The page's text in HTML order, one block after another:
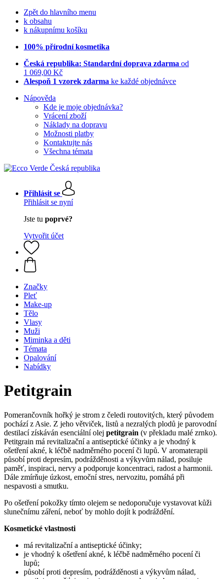
Zpět do hlavního menu
k obsahu
k nákupnímu košíku
100% přírodní kosmetika
Česká republika: Standardní doprava zdarma od
1 069,00 Kč
Alespoň 1 vzorek zdarma ke každé objednávce
Nápověda
Kde je moje objednávka?
Vrácení zboží
Náklady na dopravu
Možnosti platby
Kontaktujte nás
Všechna témata
Přihlásit se
Přihlásit se nyní
Jste tu poprvé?
Vytvořit účet
Značky
Pleť
Make-up
Tělo
Vlasy
Muži
Miminka a děti
Témata
Opalování
Nabídky
Petitgrain
Pomerančovník hořký je strom z čeledi routovitých, který původem
pochází z Asie. Z jeho větviček, listů a nezralých plodů je parovodní
destilací získáván esenciální olej petitgrain (v překladu malé zrnko).
Petitgrain má revitalizační a antiseptické účinky a je vhodný k
ošetření akné, k léčbě nadměrného pocení či lupů. V aromaterapii
působí proti depresím, podrážděnosti a výkyvům nálad, posiluje
paměť, inspiraci, nervy a podporuje koncentraci, radost a harmonii.
Dále zmírňuje úzkost, emoční stres, nervozitu, pomáhá při
nespavosti a smutku.
Po ošetření pokožky tímto olejem se nedoporučuje vystavovat kůži
slunečnímu záření, neboť by mohlo dojít k podráždění.
Kosmetické vlastnosti
má revitalizační a antiseptické účinky;
je vhodný k ošetření akné, k léčbě nadměrného pocení či
lupů;
působí proti depresím, podrážděnosti a výkyvům nálad,